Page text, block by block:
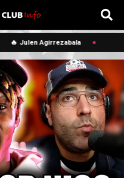
🔥 Julen Agirrezabala